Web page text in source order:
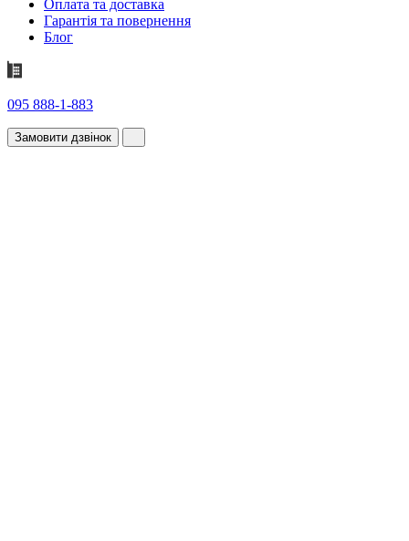
Оплата та доставка
Гарантія та повернення
Блог
095 888-1-883
Замовити дзвінок